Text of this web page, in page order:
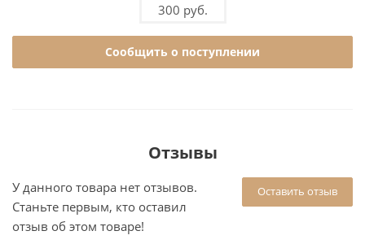
300 руб.
Сообщить о поступлении
Отзывы
Оставить отзыв
У данного товара нет отзывов.
Станьте первым, кто оставил
отзыв об этом товаре!